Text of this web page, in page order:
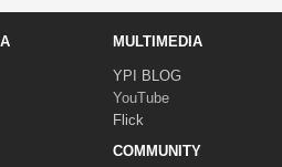
MULTIMEDIA
YPI BLOG
YouTube
Flick
COMMUNITY